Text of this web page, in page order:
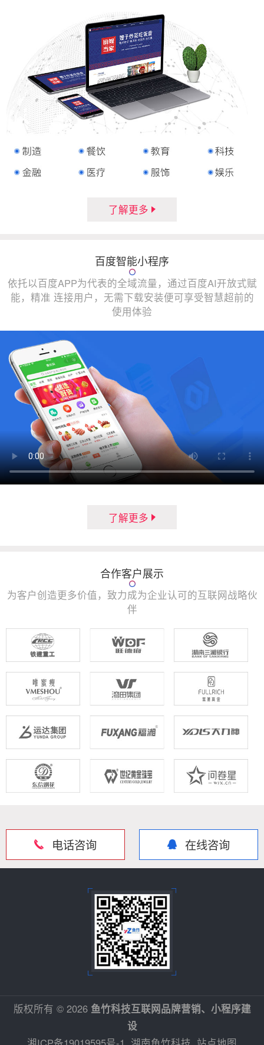
了解更多
百度智能小程序
依托以百度APP为代表的全域流量，通过百度AI开放式赋
能，精准 连接用户，无需下载安装便可享受智慧超前的
使用体验
了解更多
合作客户展示
为客户创造更多价值，致力成为企业认可的互联网战略伙
伴
电话咨询 在线咨询
版权所有 © 2026 鱼竹科技互联网品牌营销、小程序建
设